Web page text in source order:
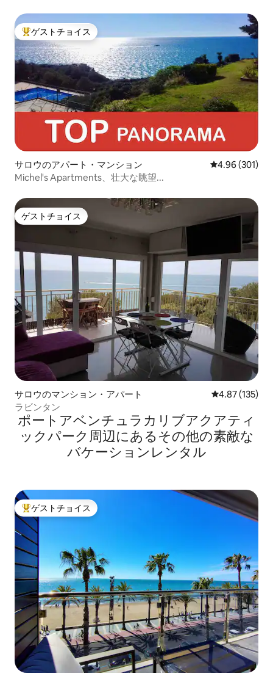
大好評のゲストチョイスです。
ゲストチョイス
サロウのアパート・マンション レビュー301
4.96 (301)
Michel's Apartments、壮大な眺望...
ゲストチョイス
ゲストチョイス
サロウのマンション・アパート レビュー135
4.87 (135)
ラビンタン
ポートアベンチュラカリブアクアティ
ックパーク⁠周⁠辺⁠に⁠あ⁠るそ⁠の⁠他⁠の素⁠敵⁠な
バ⁠ケ⁠ー⁠シ⁠ョ⁠ン⁠レ⁠ン⁠タ⁠ル
大好評のゲストチョイスです。
ゲストチョイス